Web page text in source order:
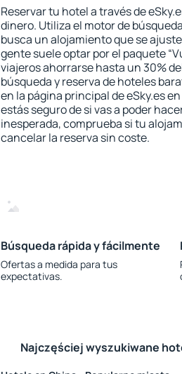
Reservar tu hotel a través de
dinero. Utiliza el motor de
busca un alojamiento que se
gente suele optar por el paquete
viajeros ahorrarse hasta un 30%
búsqueda y reserva de hoteles
en la página principal de eSky.es
estás seguro de si vas a poder
inesperada, comprueba si tu
cancelar la reserva sin coste.
Búsqueda rápida y fácilmente
Ofertas a medida para tus
expectativas.
Najczęściej wyszukiwane